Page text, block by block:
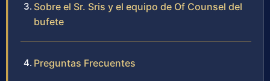
Sobre el Sr. Sris y el equipo de Of Counsel del
bufete
Preguntas Frecuentes